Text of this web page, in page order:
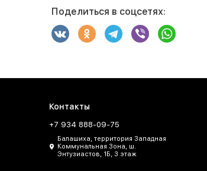
Поделиться в соцсетях:
Контакты
+7 934 888-09-75
Балашиха, территория Западная
Коммунальная Зона, ш.
Энтузиастов, 1Б, 3 этаж